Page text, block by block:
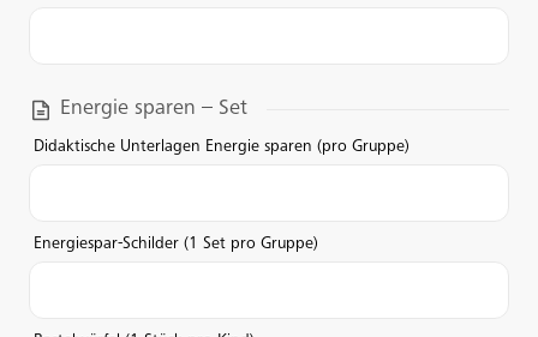
Energie sparen – Set
Didaktische Unterlagen Energie sparen (pro Gruppe)
Energiespar-Schilder (1 Set pro Gruppe)